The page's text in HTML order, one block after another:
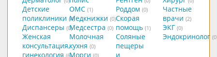
Детские
поликлиники (4)
Диспансеры (0)
Женская
консультация,
гинекология (6)
ОМС (1)
Медкнижки (0)
Медсестра (0)
Молочная
кухня (0)
Морги (0)
Роддом (0)
Скорая
помощь (1)
Соляные
пещеры
и
Частные
врачи (2)
ЭКГ (0)
Эндокринолог